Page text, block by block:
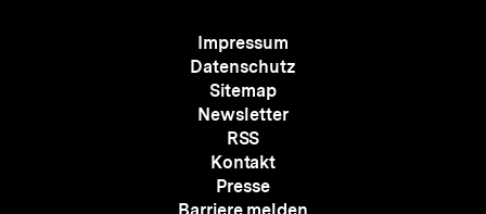
Meta-
Navigation
Impressum
Datenschutz
Sitemap
Newsletter
RSS
Kontakt
Presse